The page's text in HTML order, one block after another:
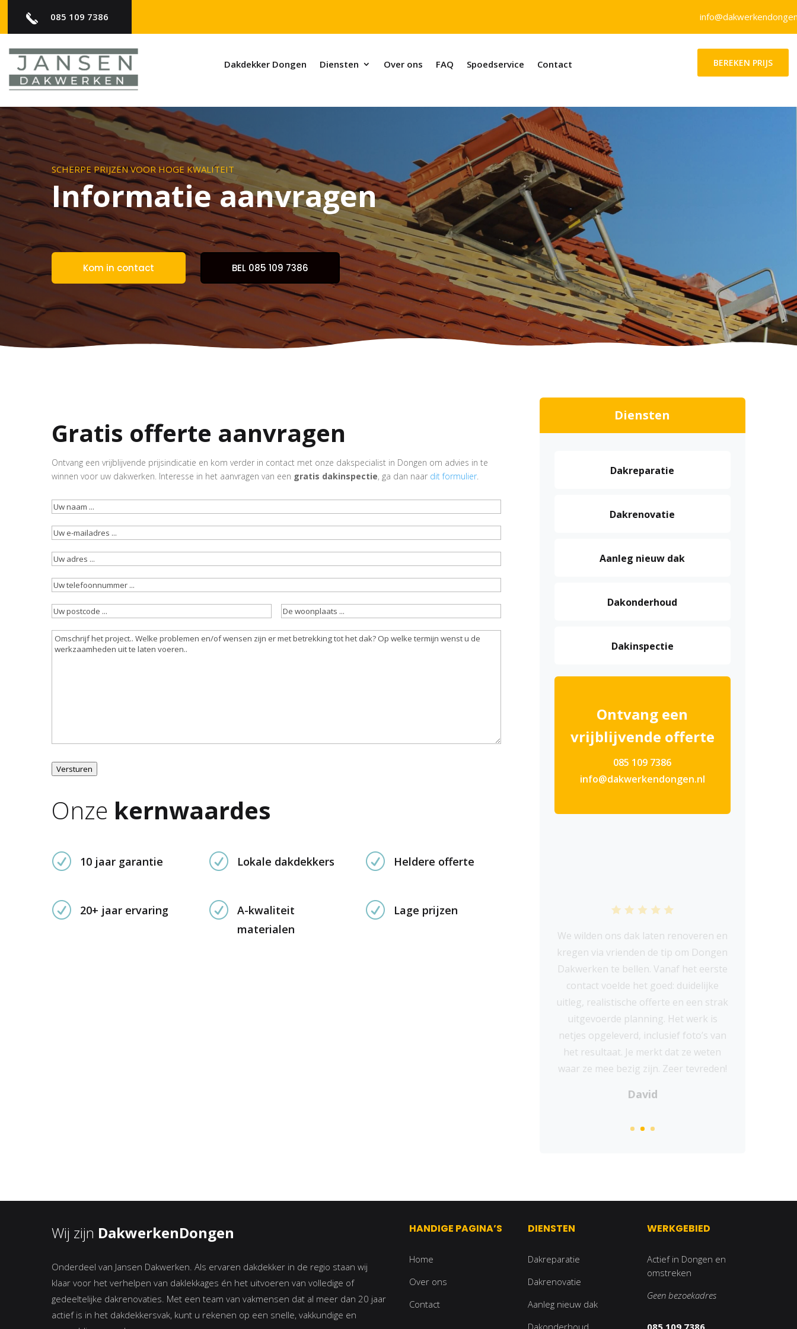
085 109 7386
Dakdekker Dongen Diensten Over ons FAQ Spoedservice Contact BEREKEN PRIJS
SCHERPE PRIJZEN VOOR HOGE KWALITEIT
Informatie aanvragen
Kom in contact BEL 085 109 7386
Gratis offerte aanvragen
Ontvang een vrijblijvende prijsindicatie en kom verder in contact met onze dakspecialist in Dongen om advies in te
winnen voor uw dakwerken. Interesse in het aanvragen van een gratis dakinspectie, ga dan naar dit formulier.
Uw
Uw
mailadres
Uw
Uw
Uw
De
Omschrijving
werkzaamheden(Vereist)
Versturen
Onze kernwaardes
R 10 jaar garantie R Lokale dakdekkers R Heldere offerte
R 20+ jaar ervaring R
A-kwaliteit
materialen
R Lage prijzen
Diensten
Dakreparatie
Dakrenovatie
Aanleg nieuw dak
Dakonderhoud
Dakinspectie
Ontvang een
vrijblijvende offerte
085 109 7386
info@dakwerkendongen.nl
We wilden ons dak laten renoveren en
kregen via vrienden de tip om Dongen
Dakwerken te bellen. Vanaf het eerste
contact voelde het goed: duidelijke
uitleg, realistische offerte en een strak
uitgevoerde planning. Het werk is
netjes opgeleverd, inclusief foto’s van
het resultaat. Je merkt dat ze weten
waar ze mee bezig zijn. Zeer tevreden!
David
Wij zijn DakwerkenDongen
Onderdeel van Jansen Dakwerken. Als ervaren dakdekker in de regio staan wij
klaar voor het verhelpen van daklekkages én het uitvoeren van volledige of
gedeeltelijke dakrenovaties. Met een team van vakmensen dat al meer dan 20 jaar
actief is in het dakdekkersvak, kunt u rekenen op een snelle, vakkundige en
HANDIGE PAGINA’S
Home
Over ons
Contact
DIENSTEN
Dakreparatie
Dakrenovatie
Aanleg nieuw dak
WERKGEBIED
Actief in Dongen en
omstreken
Geen bezoekadres